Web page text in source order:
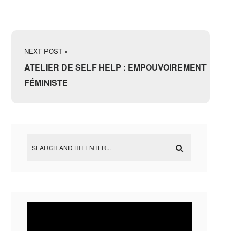
NEXT POST »
ATELIER DE SELF HELP : EMPOUVOIREMENT
FÉMINISTE